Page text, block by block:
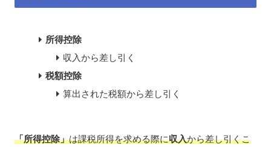
所得控除
収入から差し引く
税額控除
算出された税額から差し引く
「所得控除」は課税所得を求める際に収入から差し引くこ